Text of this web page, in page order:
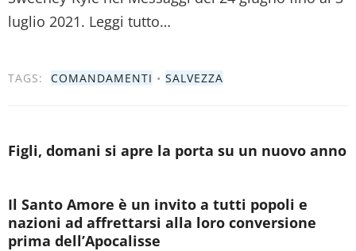
luglio 2021. Leggi tutto…
TAGS: COMANDAMENTI • SALVEZZA
Figli, domani si apre la porta su un nuovo anno
Il Santo Amore è un invito a tutti popoli e
nazioni ad affrettarsi alla loro conversione
prima dell’Apocalisse